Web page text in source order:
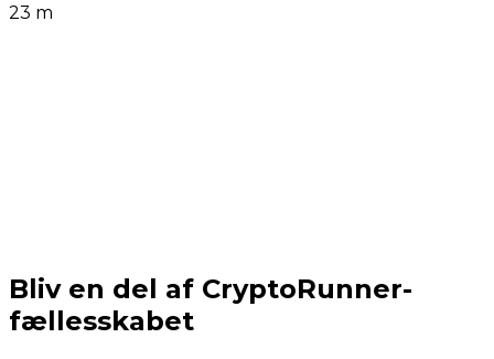
23 m
Bliv en del af CryptoRunner-
fællesskabet